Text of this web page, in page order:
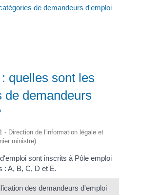
de demandeurs d'emploi
quelles sont les
de demandeurs
- Direction de l'information légale et
ministre)
sont inscrits à Pôle emploi
: A, B, C, D et E.
des demandeurs d'emploi